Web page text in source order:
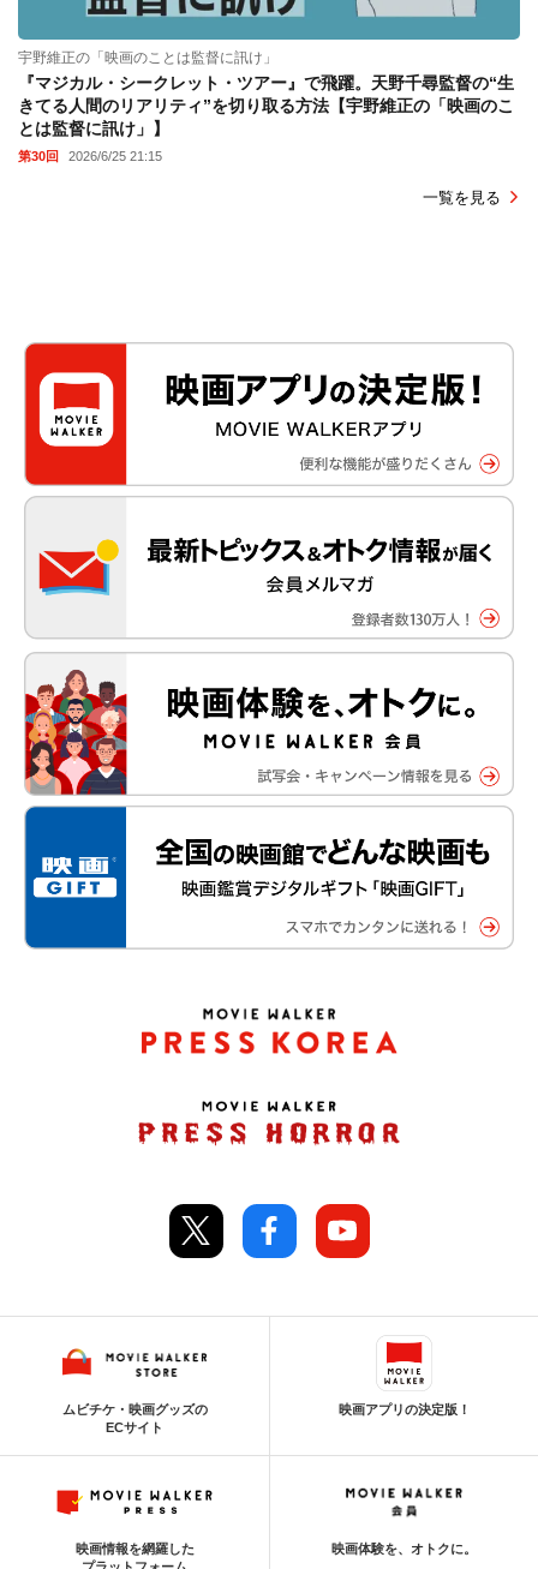
宇野維正の「映画のことは監督に訊け」
『マジカル・シークレット・ツアー』で飛躍。天野千尋監督の“生
きてる人間のリアリティ”を切り取る方法【宇野維正の「映画のこ
とは監督に訊け」】
第30回 2026/6/25 21:15
一覧を見る
ムビチケ・映画グッズの
ECサイト
映画アプリの決定版！
映画情報を網羅した
映画体験を、オトクに。